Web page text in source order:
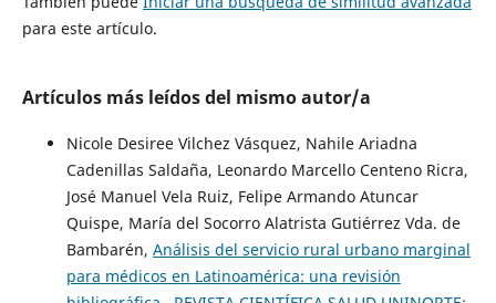
para este artículo.
Artículos más leídos del mismo autor/a
Nicole Desiree Vilchez Vásquez, Nahile Ariadna
Cadenillas Saldaña, Leonardo Marcello Centeno Ricra,
José Manuel Vela Ruiz, Felipe Armando Atuncar
Quispe, María del Socorro Alatrista Gutiérrez Vda. de
Bambarén, Análisis del servicio rural urbano marginal
para médicos en Latinoamérica: una revisión